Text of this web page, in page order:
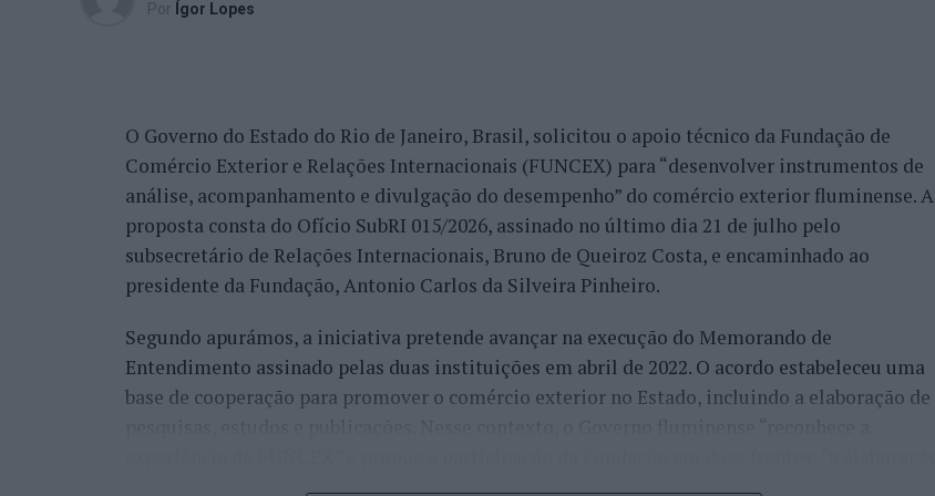
reconhecimento se reflete igualmente na confiança demonstrada por clientes nacionais e
venda do imóvel deles, para comprar um imóvel, para um desenvolvimento turístico”,
revelou.
A procura internacional e a transformação da habitação impulsionam o
“crescimento da região”
Além da procura nacional, António Carlos frisa que o mercado imobiliário da Beira Interior
está também a captar investidores estrangeiros, “nomeadamente do Brasil, França, Israel e
espanhóis”.
Por Ígor Lopes
O Governo do Estado do Rio de Janeiro, Brasil, solicitou o apoio técnico da Fundação de
Comércio Exterior e Relações Internacionais (FUNCEX) para “desenvolver instrumentos de
análise, acompanhamento e divulgação do desempenho” do comércio exterior fluminense. A
proposta consta do Ofício SubRI 015/2026, assinado no último dia 21 de julho pelo
subsecretário de Relações Internacionais, Bruno de Queiroz Costa, e encaminhado ao
presidente da Fundação, Antonio Carlos da Silveira Pinheiro.
Segundo apurámos, a iniciativa pretende avançar na execução do Memorando de
Entendimento assinado pelas duas instituições em abril de 2022. O acordo estabeleceu uma
base de cooperação para promover o comércio exterior no Estado, incluindo a elaboração de
do “Panorama de Comércio Exterior do Estado do Rio de Janeiro” e a estruturação e